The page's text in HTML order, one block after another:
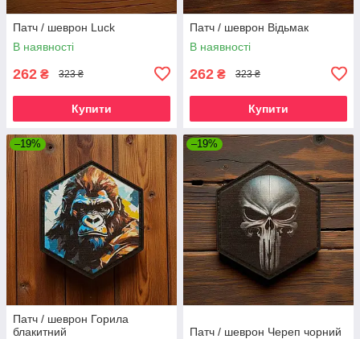
Патч / шеврон Luck
В наявності
262 ₴ 323 ₴
Купити
Патч / шеврон Відьмак
В наявності
262 ₴ 323 ₴
Купити
–19%
Патч / шеврон Горила
блакитний
–19%
Патч / шеврон Череп чорний